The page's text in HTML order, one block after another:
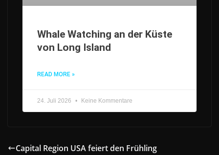
Whale Watching an der Küste
von Long Island
READ MORE »
24. Juli 2026 Keine Kommentare
Capital Region USA feiert den Frühling